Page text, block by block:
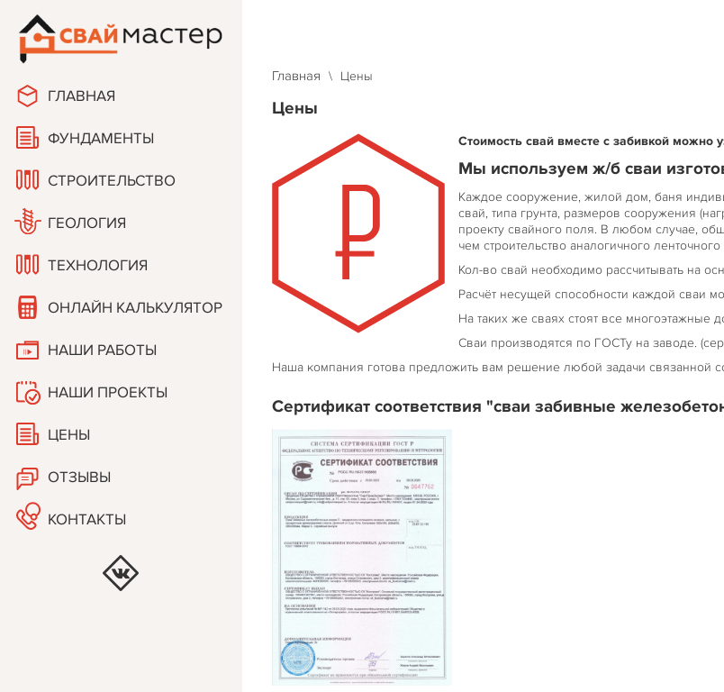
ГЛАВНАЯ
ФУНДАМЕНТЫ
СТРОИТЕЛЬСТВО
ГЕОЛОГИЯ
ТЕХНОЛОГИЯ
ОНЛАЙН КАЛЬКУЛЯТОР
НАШИ РАБОТЫ
НАШИ ПРОЕКТЫ
ЦЕНЫ
ОТЗЫВЫ
КОНТАКТЫ
Главная \ Цены
Цены
Стоимость свай вместе с забивкой можно
Мы используем ж/б сваи
Каждое сооружение, жилой дом, баня
свай, типа грунта, размеров сооружения
проекту свайного поля. В любом случае,
чем строительство аналогичного
Кол-во свай необходимо рассчитывать на
Расчёт несущей способности каждой сваи
На таких же сваях стоят все многоэтажные
Сваи производятся по ГОСТу на заводе.
Наша компания готова предложить вам решение любой задачи связанной
Сертификат соответствия "сваи забивные